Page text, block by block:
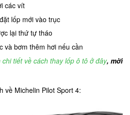
các vít
lốp mới vào trục
lại thứ tự tháo
và bơm thêm hơi nếu cần
tiết về cách thay lốp ô tô ở đây, mời
về Michelin Pilot Sport 4: